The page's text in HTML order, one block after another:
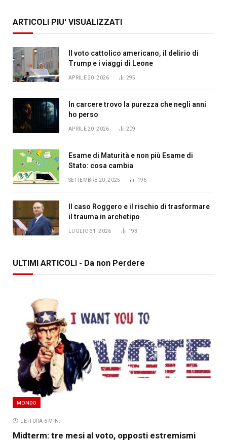
ARTICOLI PIU' VISUALIZZATI
Il voto cattolico americano, il delirio di
Trump e i viaggi di Leone
APRILE 20, 2026 295
In carcere trovo la purezza che negli anni
ho perso
APRILE 20, 2026 209
Esame di Maturità e non più Esame di
Stato: cosa cambia
SETTEMBRE 20, 2025 196
Il caso Roggero e il rischio di trasformare
il trauma in archetipo
LUGLIO 31, 2026 193
ULTIMI ARTICOLI - Da non Perdere
MONDO
LETTURA 6 MIN.
Midterm: tre mesi al voto, opposti estremismi